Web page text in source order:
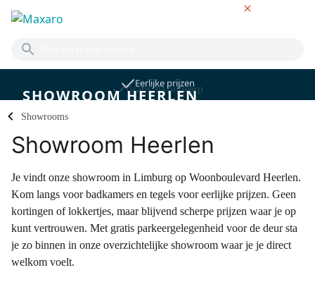
SHOWROOM HEERLEN
Eerlijke prijzen
Gratis 3D-ontwerp
Showrooms
Showroom Heerlen
Je vindt onze showroom in Limburg op Woonboulevard Heerlen.
Kom langs voor badkamers en tegels voor eerlijke prijzen. Geen
kortingen of lokkertjes, maar blijvend scherpe prijzen waar je op
kunt vertrouwen. Met gratis parkeergelegenheid voor de deur sta
je zo binnen in onze overzichtelijke showroom waar je je direct
welkom voelt.